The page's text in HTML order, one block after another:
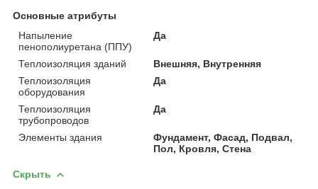
Основные атрибуты
Напыление
пенополиуретана (ППУ)
Да
Теплоизоляция зданий
Внешняя, Внутренняя
Теплоизоляция
оборудования
Да
Теплоизоляция
трубопроводов
Да
Элементы здания
Фундамент, Фасад, Подвал,
Пол, Кровля, Стена
Скрыть